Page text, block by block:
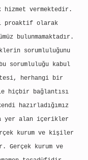
hizmet vermektedir.
proaktif olarak
bulunmamaktadır.
sorumluluğunu
sorumluluğu kabul
herhangi bir
hiçbir bağlantısı
hazırladığımız
yer alan içerikler
kurum ve kişiler
Gerçek kurum ve